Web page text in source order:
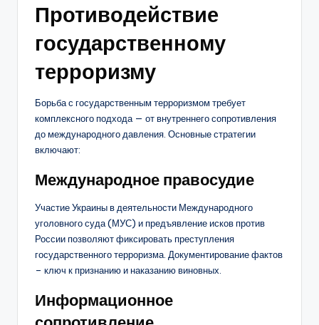
Противодействие
государственному
терроризму
Борьба с государственным терроризмом требует
комплексного подхода — от внутреннего сопротивления
до международного давления. Основные стратегии
включают:
Международное правосудие
Участие Украины в деятельности Международного
уголовного суда (МУС) и предъявление исков против
России позволяют фиксировать преступления
государственного терроризма. Документирование фактов
– ключ к признанию и наказанию виновных.
Информационное